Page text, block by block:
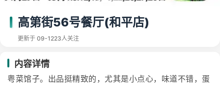
高第街56号餐厅(和平店)
更新于 09-1223人关注
内容详情
粤菜馆子。出品挺精致的，尤其是小点心，味道不错，蛋